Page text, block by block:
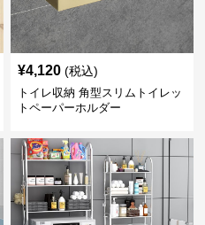
¥4,120 (税込)
トイレ収納 角型スリムトイレッ
トペーパーホルダー